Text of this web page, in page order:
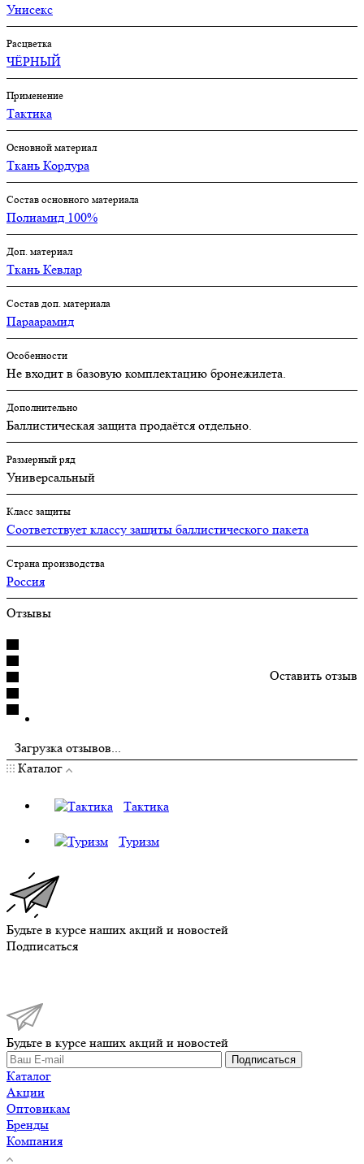
Унисекс
Расцветка
ЧЁРНЫЙ
Применение
Тактика
Основной материал
Ткань Кордура
Состав основного материала
Полиамид 100%
Доп. материал
Ткань Кевлар
Состав доп. материала
Параарамид
Особенности
Не входит в базовую комплектацию бронежилета.
Дополнительно
Баллистическая защита продаётся отдельно.
Размерный ряд
Универсальный
Класс защиты
Соответствует классу защиты баллистического пакета
Страна производства
Россия
Отзывы
Оставить отзыв
Загрузка отзывов...
Каталог
Тактика
Туризм
Будьте в курсе наших акций и новостей
Подписаться
Будьте в курсе наших акций и новостей
Подписаться
Каталог
Акции
Оптовикам
Бренды
Компания